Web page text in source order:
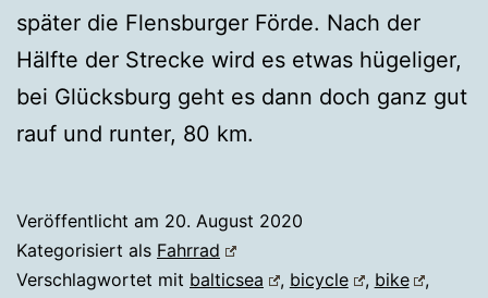
später die Flensburger Förde. Nach der
Hälfte der Strecke wird es etwas hügeliger,
bei Glücksburg geht es dann doch ganz gut
rauf und runter, 80 km.
Veröffentlicht am 20. August 2020
Kategorisiert als Fahrrad
Verschlagwortet mit balticsea , bicycle , bike
,